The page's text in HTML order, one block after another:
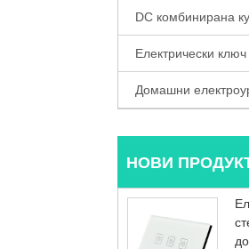
DC комбинирана
Електрически ключ
Домашни
НОВИ